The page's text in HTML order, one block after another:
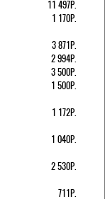
11 497Р.
1 170Р.
3 871Р.
2 994Р.
3 500Р.
1 500Р.
1 172Р.
1 040Р.
2 530Р.
711Р.